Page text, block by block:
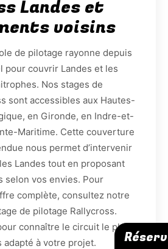
Landes et
voisins
de pilotage rayonne depuis
pour couvrir Landes et les
Nos stages de
sont accessibles aux Hautes-
en Gironde, en Indre-et-
Maritime. Cette couverture
nous permet d’intervenir
Landes tout en proposant
selon vos envies. Pour
complète, consultez notre
de pilotage Rallycross.
connaître le circuit le plus
adapté à votre projet.